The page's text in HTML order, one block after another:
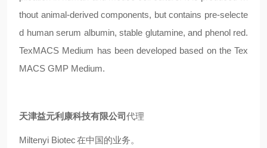
thout animal-derived components, but contains pre-selecte
d human serum albumin, stable glutamine, and phenol red.
TexMACS Medium has been developed based on the Tex
MACS GMP Medium.
天津益元利康科技有限公司代理
Miltenyi Biotec在中国的业务。